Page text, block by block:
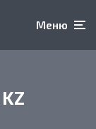
Меню